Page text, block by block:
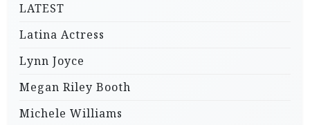
LATEST
Latina Actress
Lynn Joyce
Megan Riley Booth
Michele Williams